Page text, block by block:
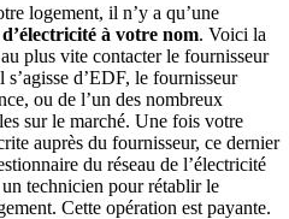
logement, il n’y a qu’une
à votre nom. Voici la
plus vite contacter le fournisseur
d’EDF, le fournisseur
ou de l’un des nombreux
sur le marché. Une fois votre
auprès du fournisseur, ce dernier
du réseau de l’électricité
technicien pour rétablir le
Cette opération est payante.